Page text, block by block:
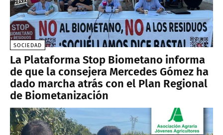
SOCIEDAD
La Plataforma Stop Biometano informa
de que la consejera Mercedes Gómez ha
dado marcha atrás con el Plan Regional
de Biometanización